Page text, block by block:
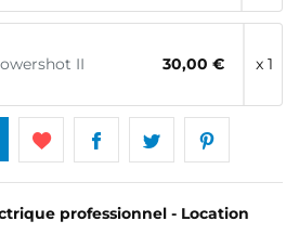
II 30,00 € x 1
professionnel - Location